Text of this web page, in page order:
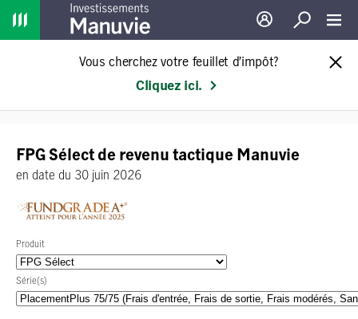
Home
Ouverture de
Recherche
Vous cherchez votre feuillet d’impôt?
Cliquez ici.